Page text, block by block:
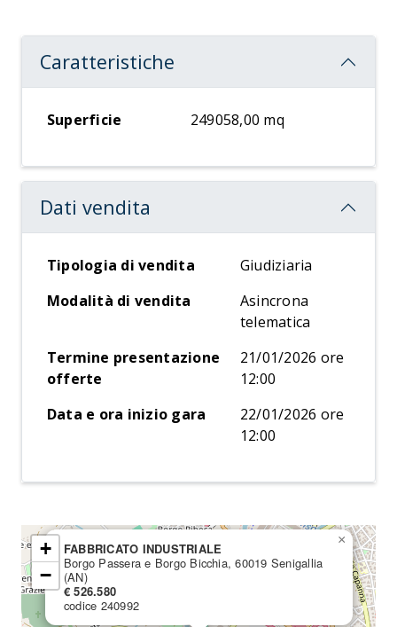
Caratteristiche
Superficie 249058,00 mq
Dati vendita
Tipologia di vendita
Giudiziaria
Modalità di vendita
Asincrona
telematica
Termine presentazione
offerte
21/01/2026 ore
12:00
Data e ora inizio gara
22/01/2026 ore
12:00
FABBRICATO INDUSTRIALE
Borgo Passera e Borgo Bicchia, 60019 Senigallia
(AN)
€ 526.580
codice 240992
×
+
−